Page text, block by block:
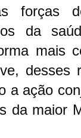
forças
da
mais
desses
a ação
da maior